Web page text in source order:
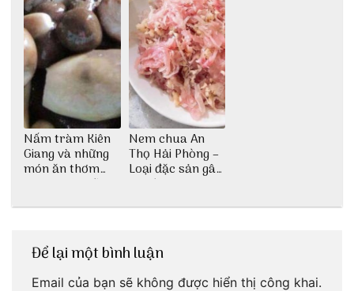
Nấm tràm Kiên
Giang và những
món ăn thơm
ngon khó cưỡng
Nem chua An
Thọ Hải Phòng –
Loại đặc sản gây
nghiện
Để lại một bình luận
Email của bạn sẽ không được hiển thị công khai.